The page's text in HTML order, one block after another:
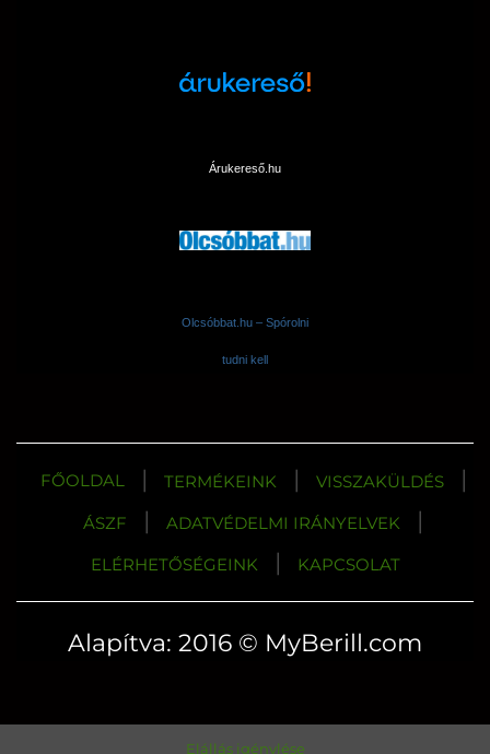
Árukereső.hu
Olcsóbbat.hu – Spórolni
tudni kell
FŐOLDAL | TERMÉKEINK | VISSZAKÜLDÉS |
ÁSZF | ADATVÉDELMI IRÁNYELVEK |
ELÉRHETŐSÉGEINK | KAPCSOLAT
Alapítva: 2016 © MyBerill.com
Elállás igénylése